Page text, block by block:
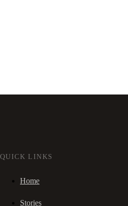
QUICK LINKS
Home
Stories